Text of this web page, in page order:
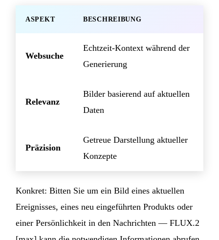
ASPEKT BESCHREIBUNG
Websuche
Echtzeit-Kontext während der
Generierung
Relevanz
Bilder basierend auf aktuellen
Daten
Präzision
Getreue Darstellung aktueller
Konzepte
Konkret: Bitten Sie um ein Bild eines aktuellen
Ereignisses, eines neu eingeführten Produkts oder
einer Persönlichkeit in den Nachrichten — FLUX.2